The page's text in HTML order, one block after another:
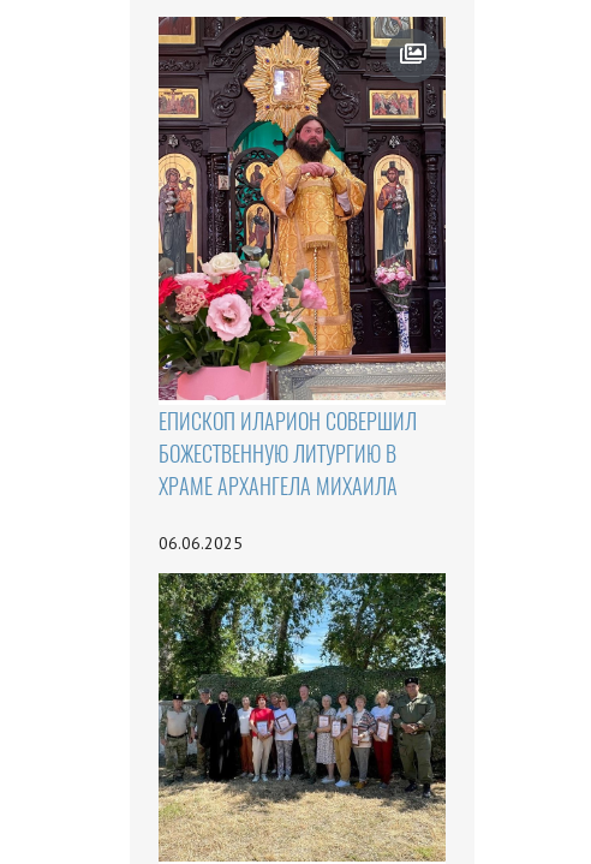
ЕПИСКОП ИЛАРИОН СОВЕРШИЛ
БОЖЕСТВЕННУЮ ЛИТУРГИЮ В
ХРАМЕ АРХАНГЕЛА МИХАИЛА
06.06.2025